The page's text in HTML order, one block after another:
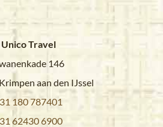
Unico Travel
146
aan den IJssel
180 787401
62430 6900